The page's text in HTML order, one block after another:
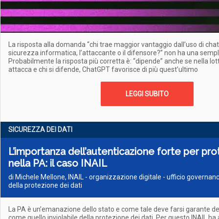
La risposta alla domanda “chi trae maggior vantaggio dall’uso di
sicurezza informatica, l’attaccante o il difensore?” non ha una
Probabilmente la risposta più corretta è: “dipende” anche se nella
attacca e chi si difende, ChatGPT favorisce di più quest’ultimo
LEGGI SUBITO
SICUREZZA DEI DATI
L’importanza dell’autenticazione forte per
nella PA: il caso INAIL
di Michele Mellone, INAIL - organizzazione digitale - ufficio
della protezione dei dati
La PA è un’emanazione dello stato e come tale deve farsi garante